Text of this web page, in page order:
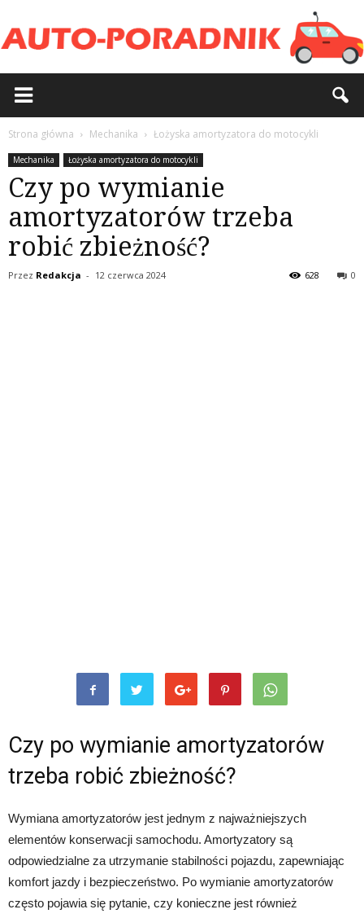
Strona główna Mechanika Łożyska amortyzatora do motocykli
Mechanika Łożyska amortyzatora do motocykli
Czy po wymianie
amortyzatorów trzeba
robić zbieżność?
Przez Redakcja - 12 czerwca 2024 0
628
Czy po wymianie amortyzatorów
trzeba robić zbieżność?
Wymiana amortyzatorów jest jednym z najważniejszych
elementów konserwacji samochodu. Amortyzatory są
odpowiedzialne za utrzymanie stabilności pojazdu, zapewniając
komfort jazdy i bezpieczeństwo. Po wymianie amortyzatorów
często pojawia się pytanie, czy konieczne jest również